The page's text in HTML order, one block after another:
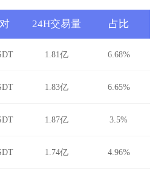
24H交易量 占比
1.81亿 6.68%
1.83亿 6.65%
1.87亿 3.5%
1.74亿 4.96%